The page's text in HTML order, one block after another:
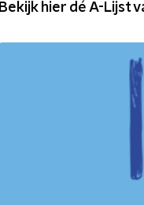
Bekijk hier dé A-Lijst